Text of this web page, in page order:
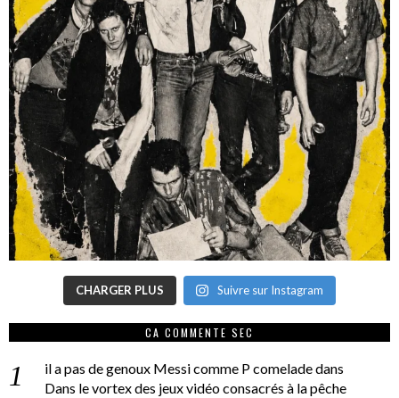
CHARGER PLUS Suivre sur Instagram
CA COMMENTE SEC
il a pas de genoux Messi comme P comeladedans
Dans le vortex des jeux vidéo consacrés à la pêche